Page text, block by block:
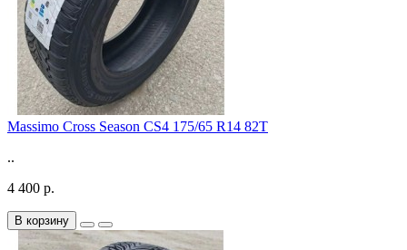
Massimo Cross Season CS4 175/65 R14 82T
..
4 400 р.
В корзину